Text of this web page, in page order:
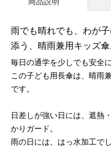
雨でも晴れでも、わが
添う、晴雨兼用キッズ傘
毎日の通学を少しでも安全
この子ども用長傘は、晴雨
です。
日差しが強い日には、遮熱
かりガード。
雨の日には、はっ水加工で